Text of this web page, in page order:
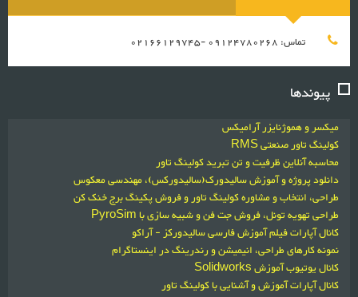
تماس: 09124780268 -02166129745
پیوندها
میکسر و هموژنایزر آرامیکس
کولینگ تاور صنعتی RMS
محاسبه آنلاین ظرفیت و تن تبرید کولینگ تاور
دانلود پروژه و آموزش سالیدورک(سالیدورکس)، مهندسی معکوس
طراحی، انتخاب و مشاوره کولینگ تاور و فروش پکینگ برج خنک کن
طراحی تهویه تونل، فروش جت فن و شبیه سازی با PyroSim
کانال آپارات فیلم آموزش فارسی سالیدورکز - آراکو
نمونه کارهای طراحی، انیمیشن و رندرینگ در اینستاگرام
کانال یوتیوب آموزش Solidworks
کانال آپارات آموزش و آشنایی با کولینگ تاور